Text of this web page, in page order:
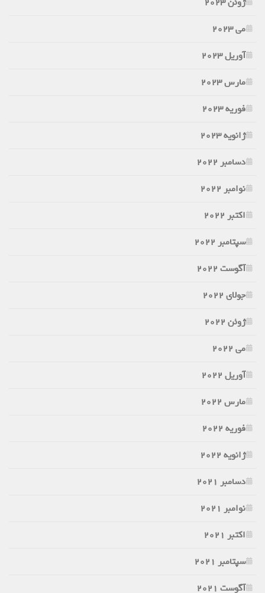
می 2023
آوریل 2023
مارس 2023
فوریه 2023
ژانویه 2023
دسامبر 2022
نوامبر 2022
اکتبر 2022
سپتامبر 2022
آگوست 2022
جولای 2022
ژوئن 2022
می 2022
آوریل 2022
مارس 2022
فوریه 2022
ژانویه 2022
دسامبر 2021
نوامبر 2021
اکتبر 2021
سپتامبر 2021
آگوست 2021